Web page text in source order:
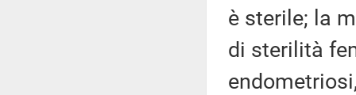
è sterile; la
di sterilità